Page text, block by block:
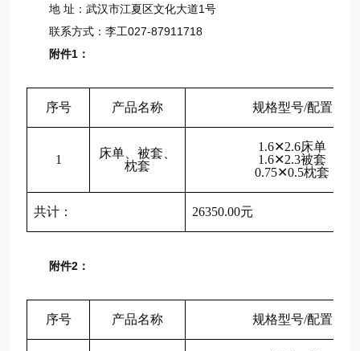
地 址：武汉市江夏区文化大道1号
联系方式：李工027-87911718
附件1：
序号 产品名称 规格型号/配置
1
床单、被套、
枕套
1.6✕2.6床单
1.6✕2.3被套
0.75✕0.5枕套
共计： 26350.00元
附件2：
序号 产品名称 规格型号/配置